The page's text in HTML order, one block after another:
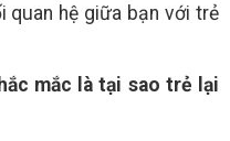
quan hệ giữa bạn với trẻ
mắc là tại sao trẻ lại